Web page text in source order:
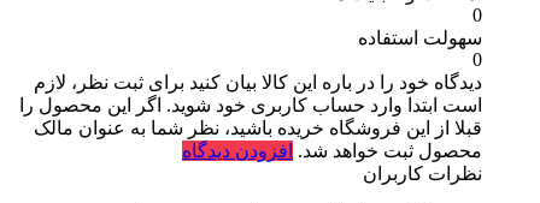
0
سهولت استفاده
0
دیدگاه خود را در باره این کالا بیان کنید برای ثبت نظر، لازم
است ابتدا وارد حساب کاربری خود شوید. اگر این محصول را
قبلا از این فروشگاه خریده باشید، نظر شما به عنوان مالک
محصول ثبت خواهد شد. افزودن دیدگاه
نظرات کاربران